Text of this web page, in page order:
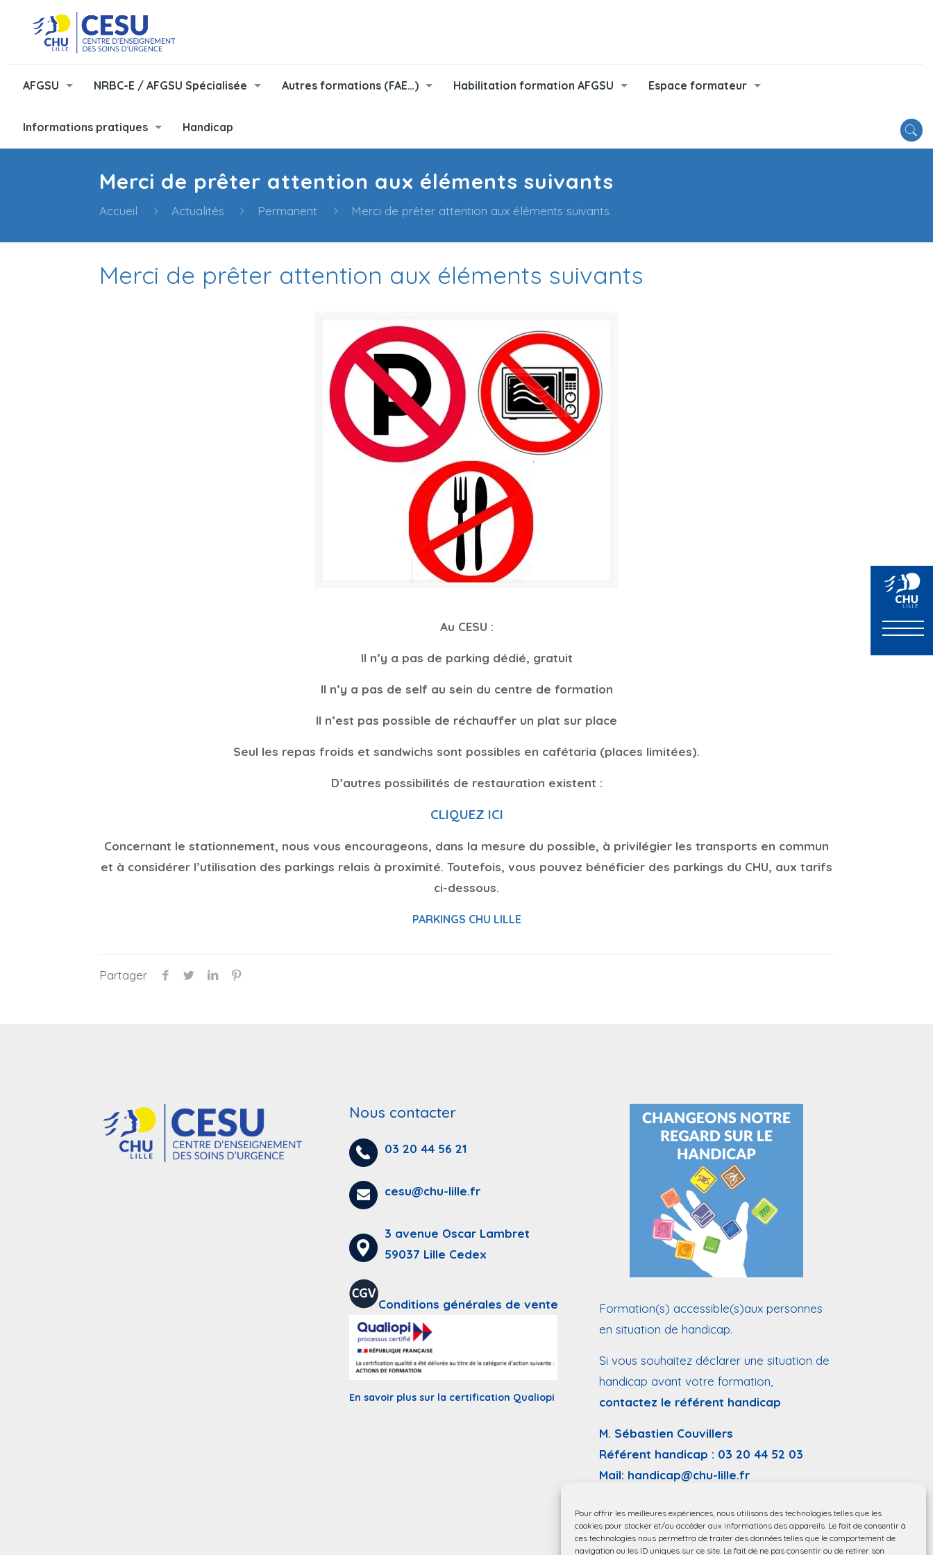
Pour offrir les meilleures expériences, nous utilisons des technologies telles que les
cookies pour stocker et/ou accéder aux informations des appareils. Le fait de consentir à
ces technologies nous permettra de traiter des données telles que le comportement de
navigation ou les ID uniques sur ce site. Le fait de ne pas consentir ou de retirer son
AFGSU NRBC-E / AFGSU Spécialisée Autres formations (FAE…) Habilitation formation AFGSU Espace formateur
Informations pratiques Handicap
Merci de prêter attention aux éléments suivants
Accueil Actualités Permanent Merci de prêter attention aux éléments suivants
Merci de prêter attention aux éléments suivants
Au CESU :
Il n’y a pas de parking dédié, gratuit
Il n’y a pas de self au sein du centre de formation
Il n’est pas possible de réchauffer un plat sur place
Seul les repas froids et sandwichs sont possibles en cafétaria (places limitées).
D’autres possibilités de restauration existent :
CLIQUEZ ICI
Concernant le stationnement, nous vous encourageons, dans la mesure du possible, à privilégier les transports en commun
et à considérer l’utilisation des parkings relais à proximité. Toutefois, vous pouvez bénéficier des parkings du CHU, aux tarifs
ci-dessous.
PARKINGS CHU LILLE
Partager
Nous contacter
03 20 44 56 21
cesu@chu-lille.fr
3 avenue Oscar Lambret
59037 Lille Cedex
Conditions générales de vente
En savoir plus sur la certification Qualiopi
Formation(s) accessible(s)aux personnes
en situation de handicap.
Si vous souhaitez déclarer une situation de
handicap avant votre formation,
contactez le référent handicap
M. Sébastien Couvillers
Référent handicap : 03 20 44 52 03
Mail: handicap@chu-lille.fr
réduite.